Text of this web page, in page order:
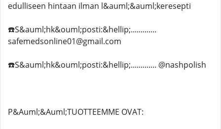
edulliseen hintaan ilman l&auml;&auml;keresepti
☎️S&auml;hk&ouml;posti:&hellip;.............
safemedsonline01@gmail.com
☎️S&auml;hk&ouml;posti:&hellip;............. @nashpolish
P&Auml;&Auml;TUOTTEEMME OVAT: